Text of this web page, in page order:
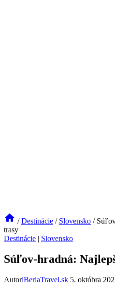
/ Destinácie / Slovensko /
trasy
Destinácie | Slovensko
Súľov-hradná:
AutoriBeriaTravel.sk 5. októbra